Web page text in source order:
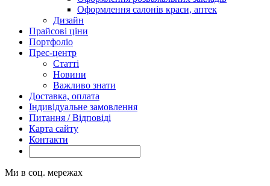
Оформлення салонів краси, аптек
Дизайн
Прайсові ціни
Портфоліо
Прес-центр
Статті
Новини
Важливо знати
Доставка, оплата
Індивідуальне замовлення
Питання / Відповіді
Карта сайту
Контакти
Ми в соц. мережах